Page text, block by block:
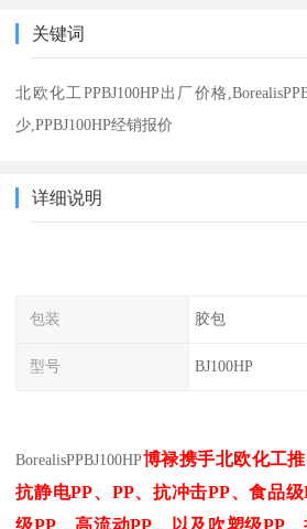
关键词
北欧化工PPBJ100HP出厂价格
少,PPBJ100HP经销报价
详细说明
包装 胶包
型号 BJ100HP
BorealisPPBJ100HP博禄携手北欧化工
抗静电PP、 PP、抗冲击PP、食品级